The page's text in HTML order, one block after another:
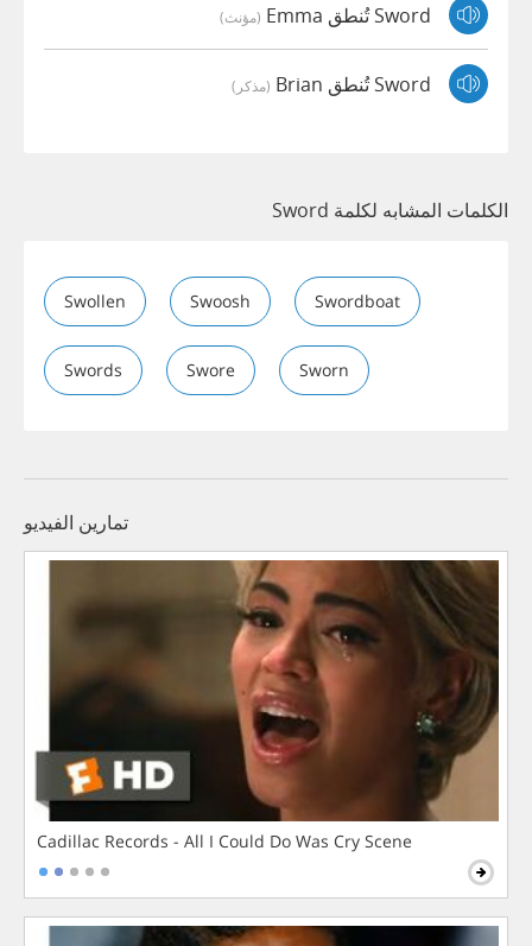
Sword تُنطق Emma (مؤنث)
Sword تُنطق Brian (مذكر)
الكلمات المشابه لكلمة Sword
Swollen Swoosh Swordboat
Swords Swore Sworn
تمارين الفيديو
Cadillac Records - All I Could Do Was Cry Scene